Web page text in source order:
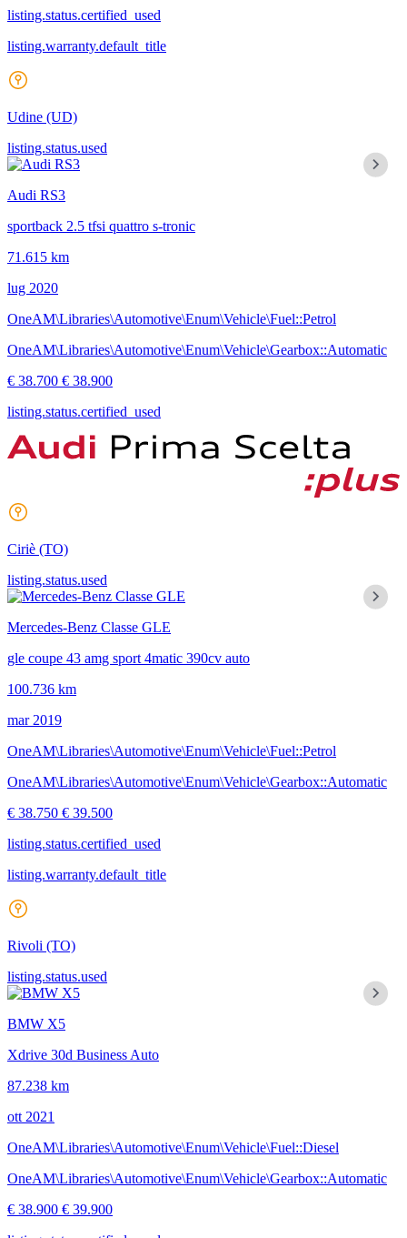
listing.status.certified_used
listing.warranty.default_title
Udine (UD)
listing.status.used
Audi RS3
sportback 2.5 tfsi quattro s-tronic
71.615 km
lug 2020
OneAM\Libraries\Automotive\Enum\Vehicle\Fuel::Petrol
OneAM\Libraries\Automotive\Enum\Vehicle\Gearbox::Automatic
€ 38.700 € 38.900
listing.status.certified_used
Ciriè (TO)
listing.status.used
Mercedes-Benz Classe GLE
gle coupe 43 amg sport 4matic 390cv auto
100.736 km
mar 2019
OneAM\Libraries\Automotive\Enum\Vehicle\Fuel::Petrol
OneAM\Libraries\Automotive\Enum\Vehicle\Gearbox::Automatic
€ 38.750 € 39.500
listing.status.certified_used
listing.warranty.default_title
Rivoli (TO)
listing.status.used
BMW X5
Xdrive 30d Business Auto
87.238 km
ott 2021
OneAM\Libraries\Automotive\Enum\Vehicle\Fuel::Diesel
OneAM\Libraries\Automotive\Enum\Vehicle\Gearbox::Automatic
€ 38.900 € 39.900